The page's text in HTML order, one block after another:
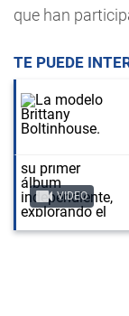
que han
TE PUEDE
VIDEO